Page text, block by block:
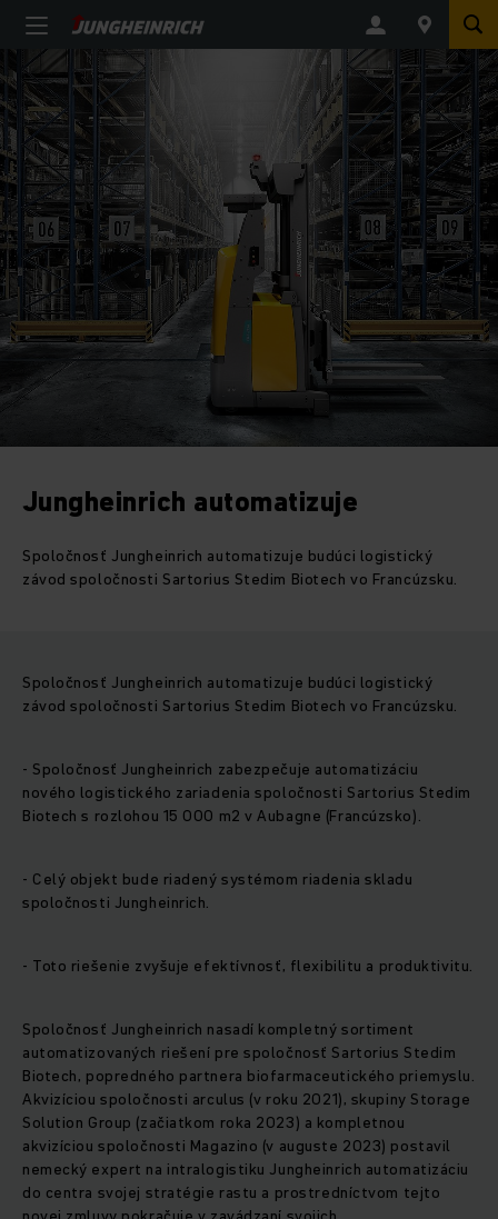
Jungheinrich automatizuje
Spoločnosť Jungheinrich automatizuje budúci logistický
závod spoločnosti Sartorius Stedim Biotech vo Francúzsku.
Spoločnosť Jungheinrich automatizuje budúci logistický
závod spoločnosti Sartorius Stedim Biotech vo Francúzsku.
- Spoločnosť Jungheinrich zabezpečuje automatizáciu
nového logistického zariadenia spoločnosti Sartorius Stedim
Biotech s rozlohou 15 000 m2 v Aubagne (Francúzsko).
- Celý objekt bude riadený systémom riadenia skladu
spoločnosti Jungheinrich.
- Toto riešenie zvyšuje efektívnosť, flexibilitu a produktivitu.
Spoločnosť Jungheinrich nasadí kompletný sortiment
automatizovaných riešení pre spoločnosť Sartorius Stedim
Biotech, popredného partnera biofarmaceutického priemyslu.
Akvizíciou spoločnosti arculus (v roku 2021), skupiny Storage
Solution Group (začiatkom roka 2023) a kompletnou
akvizíciou spoločnosti Magazino (v auguste 2023) postavil
nemecký expert na intralogistiku Jungheinrich automatizáciu
do centra svojej stratégie rastu a prostredníctvom tejto